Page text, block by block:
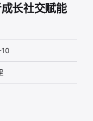
长社交赋能